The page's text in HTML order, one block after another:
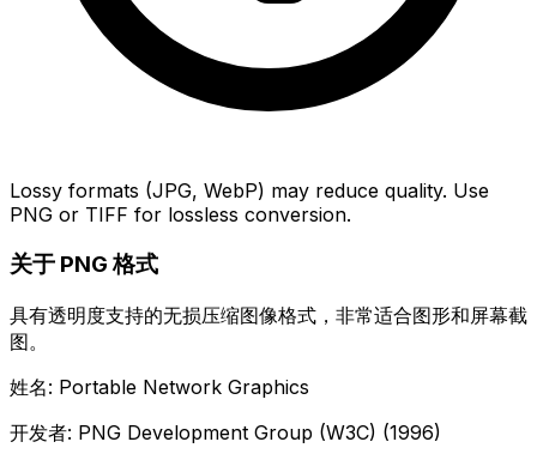
Lossy formats (JPG, WebP) may reduce quality. Use
PNG or TIFF for lossless conversion.
关于 PNG 格式
具有透明度支持的无损压缩图像格式，非常适合图形和屏幕截
图。
姓名: Portable Network Graphics
开发者: PNG Development Group (W3C) (1996)